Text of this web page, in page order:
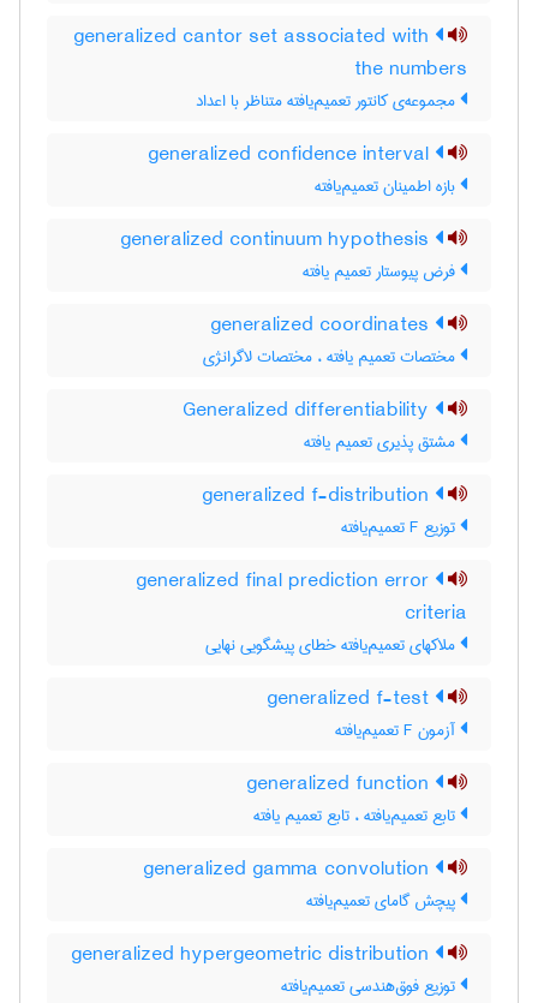
generalized cantor set associated with
the numbers
مجموعه‌ی کانتور تعمیم‌یافته متناظر با اعداد
بازه اطمینان تعمیم‌یافته
فرض پیوستار تعمیم یافته
مختصات تعمیم یافته ، مختصات لاگرانژی
مشتق پذیری تعمیم یافته
توزیع F تعمیم‌یافته
generalized final prediction error
criteria
ملاکهای تعمیم‌یافته خطای پیشگویی نهایی
آزمون F تعمیم‌یافته
تابع تعمیم‌یافته ، تابع تعمیم یافته
پیچش گامای تعمیم‌یافته
توزیع فوق‌هندسی تعمیم‌یافته